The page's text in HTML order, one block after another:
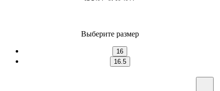
Выберите размер
16
16.5